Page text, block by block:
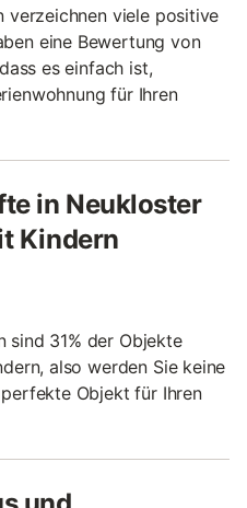
verzeichnen viele positive
eine Bewertung von
es einfach ist,
für Ihren
in Neukloster
Kindern
sind 31% der Objekte
also werden Sie keine
Objekt für Ihren